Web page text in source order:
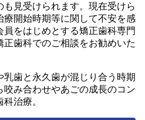
見受けられます。現在受けら
開始時期等に関して不安を感
員をはじめとする矯正歯科専門
正歯科でのご相談をお勧めいた
歯と永久歯が混じり合う時期
み合わせやあごの成長のコン
治療。